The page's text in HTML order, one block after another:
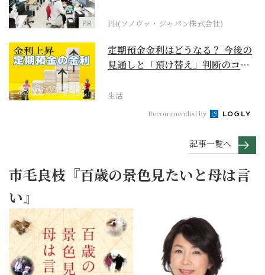
PR PR(ソノヴァ・ジャパン株式会社)
定期預金金利はどうなる？ 今後の
見通しと「預け替え」判断のコツ
生活
Recommended by
記事一覧へ
市毛良枝『百歳の景色見たいと母は言
い』